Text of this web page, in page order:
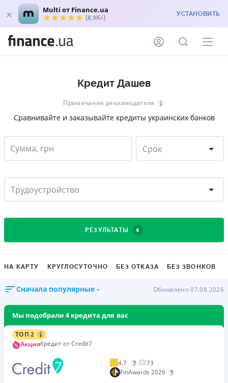
Multi от Finance.ua
(8,9K+) УСТАНОВИТЬ
Кредит Дашев
Примечание рекламодателя
Сравнивайте и заказывайте кредиты украинских банков
Сумма, грн Срок
Трудоустройство
РЕЗУЛЬТАТЫ 4
НА КАРТУ КРУГЛОСУТОЧНО БЕЗ ОТКАЗА БЕЗ ЗВОНКОВ
Сначала популярные Обновлено 07.08.2026
Мы подобрали 4 кредита для вас
ТОП 2
АкцияКредит от Credit7
4,7
73
FinAwards 2026